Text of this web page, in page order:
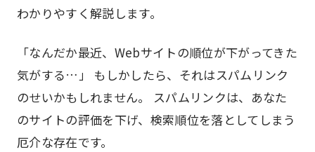
わかりやすく解説します。
「なんだか最近、Webサイトの順位が下がってきた
気がする…」 もしかしたら、それはスパムリンク
のせいかもしれません。 スパムリンクは、あなた
のサイトの評価を下げ、検索順位を落としてしまう
厄介な存在です。